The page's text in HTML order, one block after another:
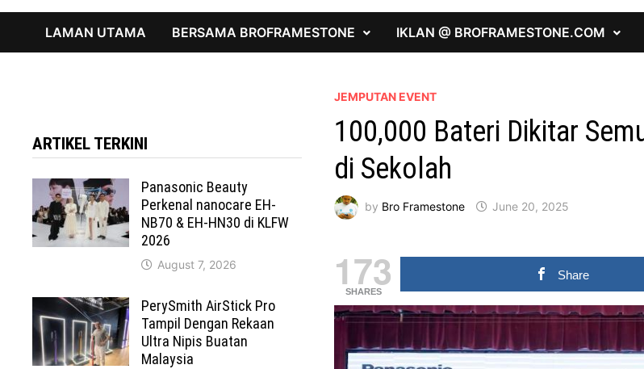
LAMAN UTAMA BERSAMA BROFRAMESTONE IKLAN @ BROFRAMESTONE.COM
JEMPUTAN EVENT
100,000 Bateri Dikitar
di Sekolah
by Bro Framestone June 20, 2025
173
SHARES
Share
ARTIKEL TERKINI
Panasonic Beauty
Perkenal nanocare EH-
NB70 & EH-HN30 di KLFW
2026
August 7, 2026
PerySmith AirStick Pro
Tampil Dengan Rekaan
Ultra Nipis Buatan
Malaysia